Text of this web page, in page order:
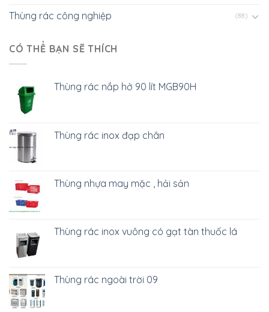
Thùng rác công nghiệp (88)
CÓ THỂ BẠN SẼ THÍCH
Thùng rác nắp hở 90 lít MGB90H
Thùng rác inox đạp chân
Thùng nhựa may mặc , hải sản
Thùng rác inox vuông có gạt tàn thuốc lá
Thùng rác ngoài trời 09